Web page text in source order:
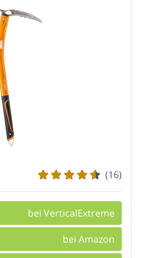
(16)
bei VerticalExtreme
bei Amazon